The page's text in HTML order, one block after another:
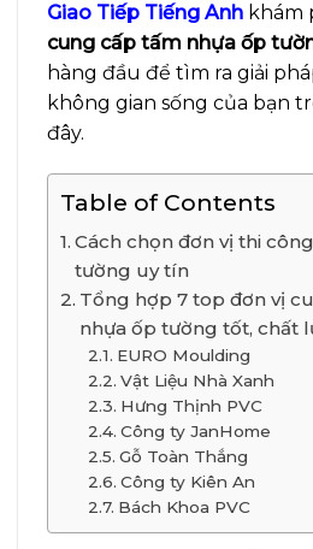
Giao Tiếp Tiếng Anh khám
cung cấp tấm nhựa ốp
hàng đầu để tìm ra giải
không gian sống của bạn
đây.
Table of Contents
Cách chọn đơn vị thi
tường uy tín
Tổng hợp 7 top đơn vị
nhựa ốp tường tốt, chất
EURO Moulding
Vật Liệu Nhà Xanh
Hưng Thịnh PVC
Công ty JanHome
Gỗ Toàn Thắng
Công ty Kiên An
Bách Khoa PVC